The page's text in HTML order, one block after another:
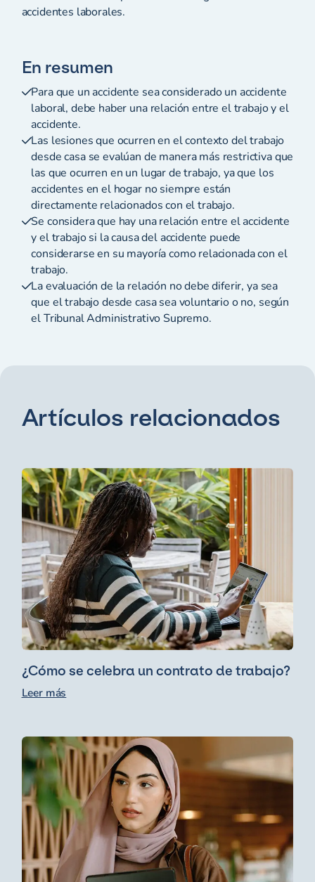
accidentes laborales.
En resumen
Para que un accidente sea considerado un accidente
laboral, debe haber una relación entre el trabajo y el
accidente.
Las lesiones que ocurren en el contexto del trabajo
desde casa se evalúan de manera más restrictiva que
las que ocurren en un lugar de trabajo, ya que los
accidentes en el hogar no siempre están
directamente relacionados con el trabajo.
Se considera que hay una relación entre el accidente
y el trabajo si la causa del accidente puede
considerarse en su mayoría como relacionada con el
trabajo.
La evaluación de la relación no debe diferir, ya sea
que el trabajo desde casa sea voluntario o no, según
el Tribunal Administrativo Supremo.
Artículos relacionados
¿Cómo se celebra un contrato de trabajo?
Leer más